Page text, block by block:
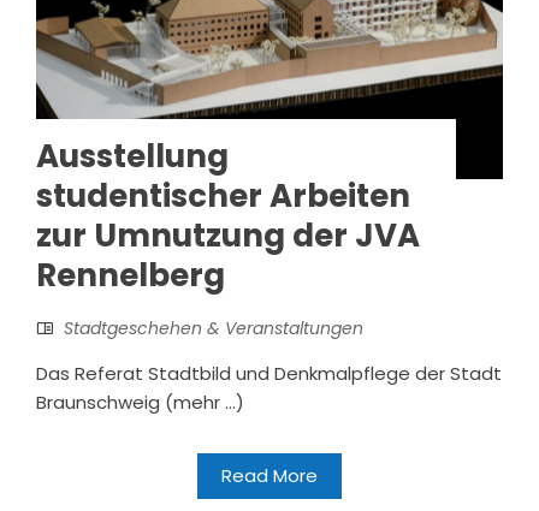
Ausstellung
studentischer Arbeiten
zur Umnutzung der JVA
Rennelberg
Stadtgeschehen & Veranstaltungen
Das Referat Stadtbild und Denkmalpflege der Stadt
Braunschweig (mehr …)
Read More